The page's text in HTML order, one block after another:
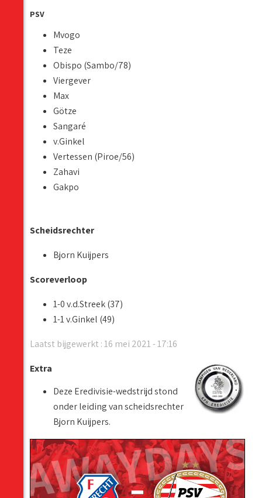
PSV
Mvogo
Teze
Obispo (Sambo/78)
Viergever
Max
Götze
Sangaré
v.Ginkel
Vertessen (Piroe/56)
Zahavi
Gakpo
Scheidsrechter
Bjorn Kuijpers
Scoreverloop
1-0 v.d.Streek (37)
1-1 v.Ginkel (49)
Laatst bijgewerkt : 16 mei 2021 - 17:16
Extra
Deze Eredivisie-wedstrijd stond
onder leiding van scheidsrechter
Bjorn Kuijpers.